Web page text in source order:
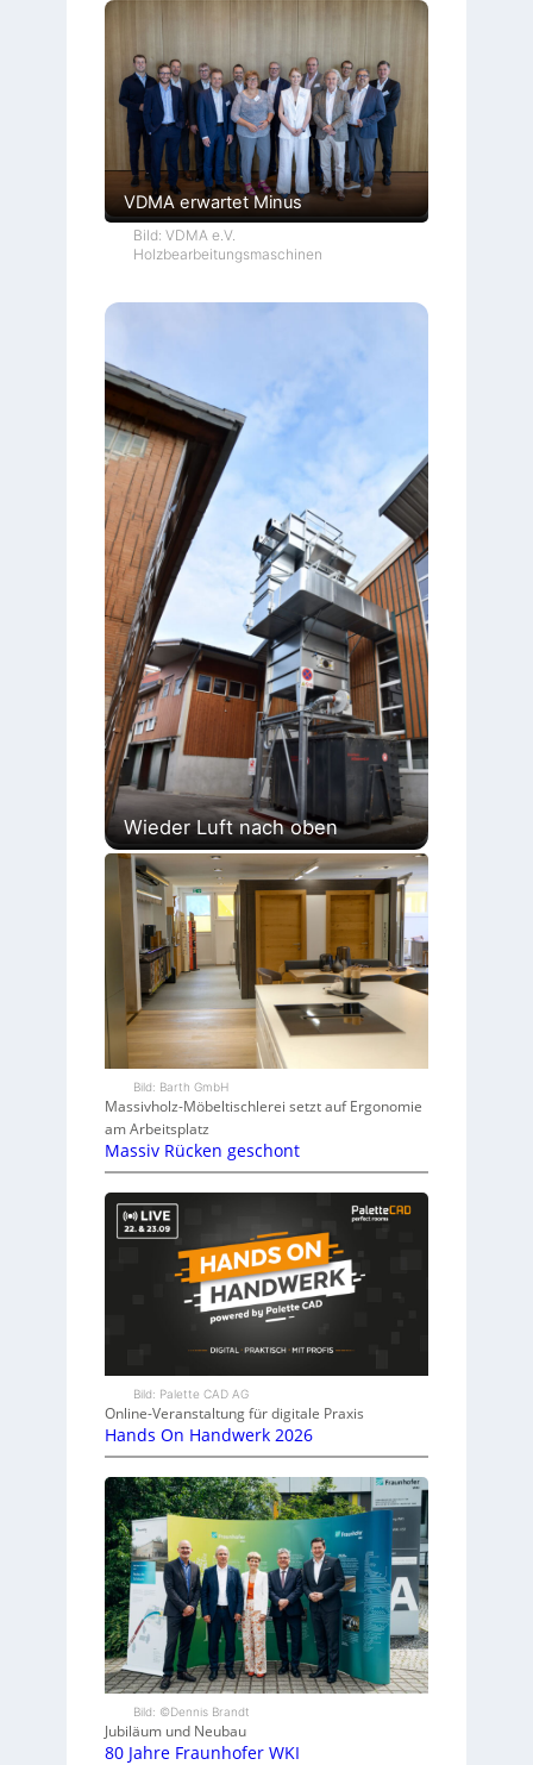
VDMA erwartet Minus
Bild: VDMA e.V.
Holzbearbeitungsmaschinen
Wieder Luft nach oben
Bild: Barth GmbH
Massivholz-Möbeltischlerei setzt auf Ergonomie
am Arbeitsplatz
Massiv Rücken geschont
Bild: Palette CAD AG
Online-Veranstaltung für digitale Praxis
Hands On Handwerk 2026
Bild: ©Dennis Brandt
Jubiläum und Neubau
80 Jahre Fraunhofer WKI